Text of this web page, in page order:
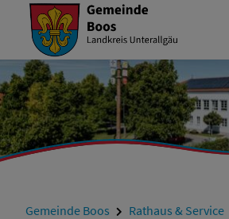
Gemeinde Boos Rathaus & Service